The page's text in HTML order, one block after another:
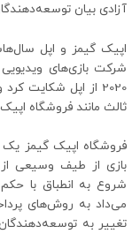
آزادی بیان
اپیک گیمز و اپل
2020 از اپل
ثالث مانند فروشگاه
فروشگاه اپیک گیمز یک
بازی از طیف وسیعی
شروع به انطباق با حکم